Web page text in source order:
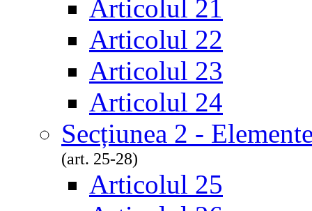
Articolul 21
Articolul 22
Articolul 23
Articolul 24
Secțiunea 2 -
(art. 25-28)
Articolul 25